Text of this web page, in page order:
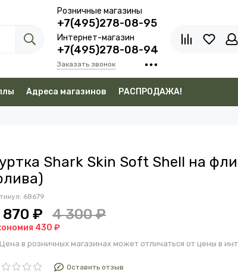
Розничные магазины
+7(495)278-08-95
Интернет-магазин
+7(495)278-08-94
Заказать звонок
Адреса магазинов РАСПРОДАЖА!
Shark Skin Soft Shell на
68679
870 ₽ 4 300 ₽
430 ₽
Цена в розничных магазинах может отличаться от цены в
Оставить отзыв